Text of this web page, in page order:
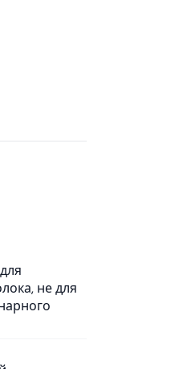
не для